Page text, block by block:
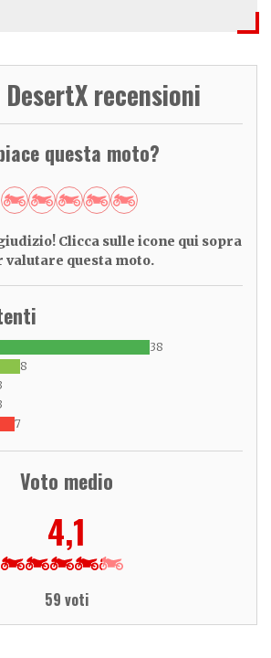
recensioni
questa moto?
Clicca sulle icone qui sopra
valutare questa moto.
38
8
7
Voto medio
4,1
59 voti